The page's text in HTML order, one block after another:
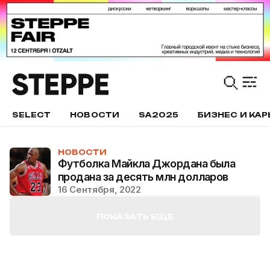
SELECT НОВОСТИ SA2025 БИЗНЕС И
НОВОСТИ
Футболка Майкла Джордана была
продана за десять млн долларов
16 Сентября, 2022